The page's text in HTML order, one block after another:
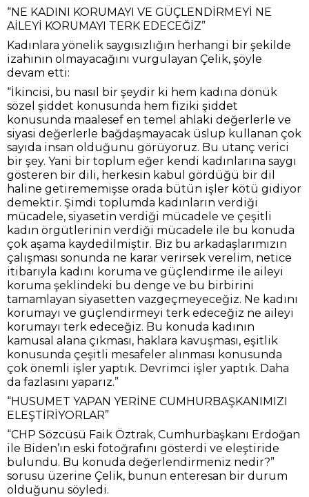
“NE KADINI KORUMAYI VE GÜÇLENDİRMEYİ NE
AİLEYİ KORUMAYI TERK EDECEĞİZ”
Kadınlara yönelik saygısızlığın herhangi bir şekilde
izahının olmayacağını vurgulayan Çelik, şöyle
devam etti:
“İkincisi, bu nasıl bir şeydir ki hem kadına dönük
sözel şiddet konusunda hem fiziki şiddet
konusunda maalesef en temel ahlaki değerlerle ve
siyasi değerlerle bağdaşmayacak üslup kullanan çok
sayıda insan olduğunu görüyoruz. Bu utanç verici
bir şey. Yani bir toplum eğer kendi kadınlarına saygı
gösteren bir dili, herkesin kabul gördüğü bir dil
haline getirememişse orada bütün işler kötü gidiyor
demektir. Şimdi toplumda kadınların verdiği
mücadele, siyasetin verdiği mücadele ve çeşitli
kadın örgütlerinin verdiği mücadele ile bu konuda
çok aşama kaydedilmiştir. Biz bu arkadaşlarımızın
çalışması sonunda ne karar verirsek verelim, netice
itibarıyla kadını koruma ve güçlendirme ile aileyi
koruma şeklindeki bu denge ve bu birbirini
tamamlayan siyasetten vazgeçmeyeceğiz. Ne kadını
korumayı ve güçlendirmeyi terk edeceğiz ne aileyi
korumayı terk edeceğiz. Bu konuda kadının
kamusal alana çıkması, haklara kavuşması, eşitlik
konusunda çeşitli mesafeler alınması konusunda
çok önemli işler yaptık. Devrimci işler yaptık. Daha
da fazlasını yaparız.”
“HUSUMET YAPAN YERİNE CUMHURBAŞKANIMIZI
ELEŞTİRİYORLAR”
“CHP Sözcüsü Faik Öztrak, Cumhurbaşkanı Erdoğan
ile Biden’ın eski fotoğrafını gösterdi ve eleştiride
bulundu. Bu konuda değerlendirmeniz nedir?”
sorusu üzerine Çelik, bunun enteresan bir durum
olduğunu söyledi.